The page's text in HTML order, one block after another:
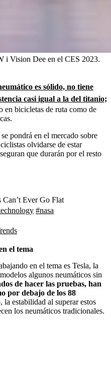
i Vision Dee en el CES 2023.
es sólido, no tiene
casi igual a la del titanio;
en bicicletas de ruta como de
pondrá en el mercado sobre
olvidarse de estar
que durarán por el resto
Can’t Ever Go Flat
#nasa
el tema
en el tema es Tesla, la
algunos neumáticos sin
de hacer las pruebas, han
por debajo de los 88
la estabilidad al superar estos
los neumáticos tradicionales.